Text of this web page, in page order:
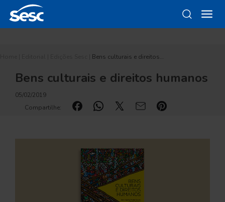
Bens culturais e direitos…
Bens culturais e direitos humanos
05/02/2019
Compartilhe: